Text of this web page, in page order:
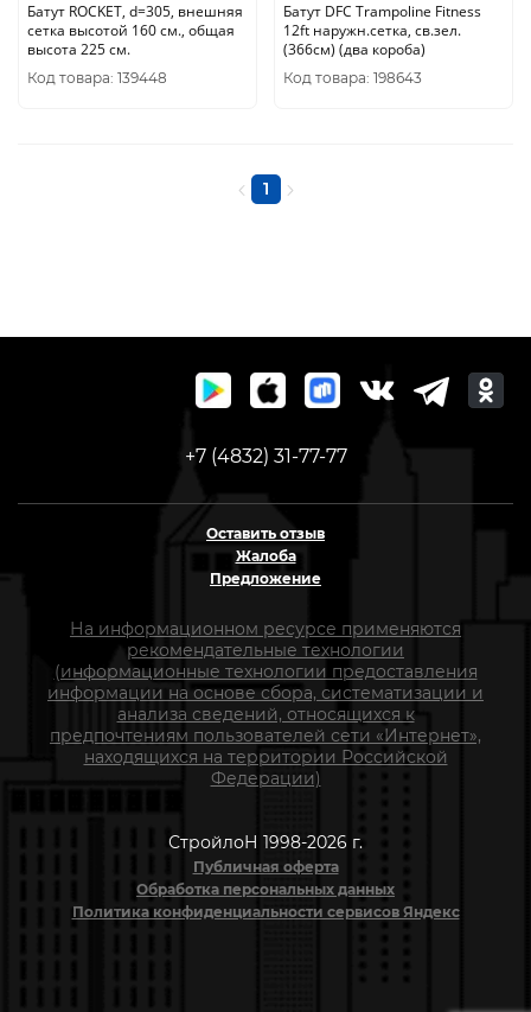
Батут ROCKET, d=305, внешняя
сетка высотой 160 см., общая
высота 225 см.
Код товара: 139448
Батут DFC Trampoline Fitness
12ft наружн.сетка, св.зел.
(366см) (два короба)
Код товара: 198643
1
+7 (4832) 31-77-77
Оставить отзыв
Жалоба
Предложение
На информационном ресурсе применяются
рекомендательные технологии
(информационные технологии предоставления
информации на основе сбора, систематизации и
анализа сведений, относящихся к
предпочтениям пользователей сети «Интернет»,
находящихся на территории Российской
Федерации)
СтройлоН 1998-2026 г.
Публичная оферта
Обработка персональных данных
Политика конфиденциальности сервисов Яндекс